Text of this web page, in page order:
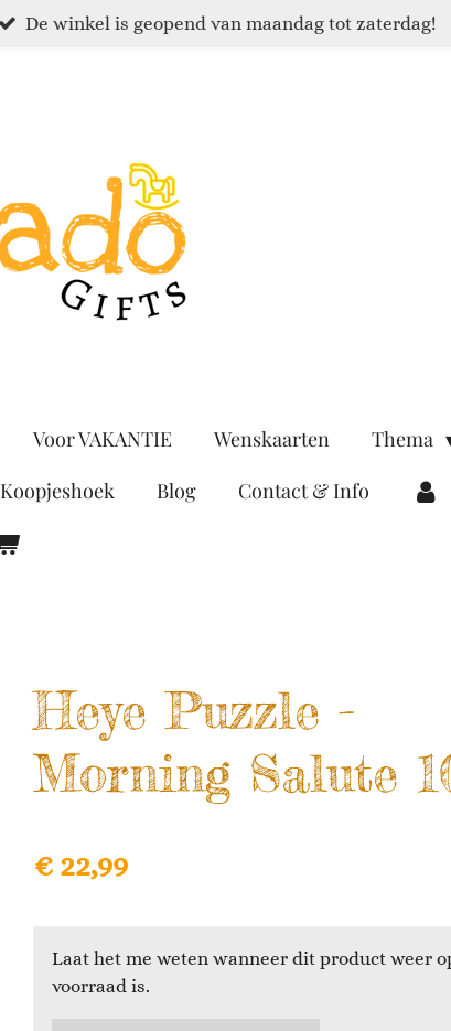
De winkel is geopend van maandag tot zaterdag!
Voor VAKANTIE Wenskaarten
Thema
Koopjeshoek Blog Contact & Info
Heye Puzzle -
Morning Salute
€ 22,99
Laat het me weten wanneer dit product weer
voorraad is.